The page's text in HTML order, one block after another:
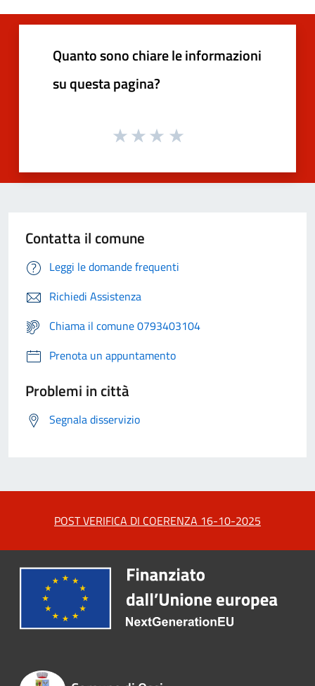
Quanto sono chiare le informazioni
su questa pagina?
Contatta il comune
Leggi le domande frequenti
Richiedi Assistenza
Chiama il comune 0793403104
Prenota un appuntamento
Problemi in città
Segnala disservizio
POST VERIFICA DI COERENZA 16-10-2025